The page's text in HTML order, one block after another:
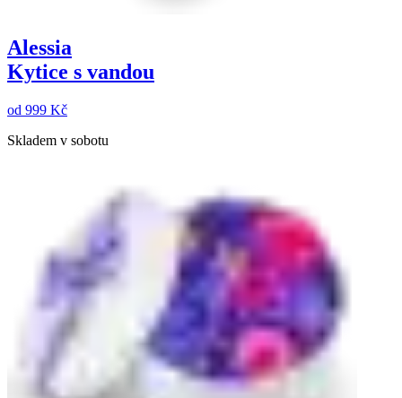
Alessia
Kytice s vandou
od 999 Kč
Skladem v sobotu